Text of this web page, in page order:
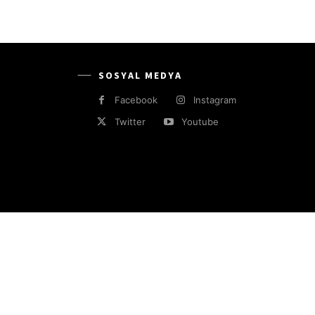
SOSYAL MEDYA
Facebook
Instagram
Twitter
Youtube